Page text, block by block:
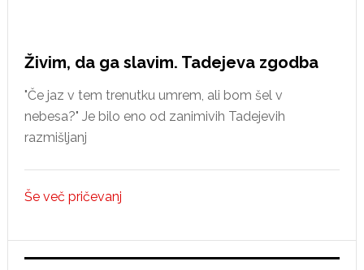
Živim, da ga slavim. Tadejeva zgodba
"Če jaz v tem trenutku umrem, ali bom šel v
nebesa?" Je bilo eno od zanimivih Tadejevih
razmišljanj
Še več pričevanj